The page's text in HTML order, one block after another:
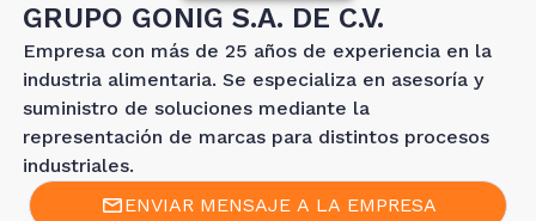
GRUPO GONIG S.A. DE C.V.
Empresa con más de 25 años de experiencia en la
industria alimentaria. Se especializa en asesoría y
suministro de soluciones mediante la
representación de marcas para distintos procesos
industriales.
ENVIAR MENSAJE A LA EMPRESA